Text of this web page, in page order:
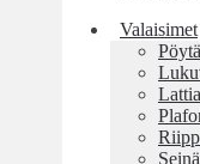
Valaisimet